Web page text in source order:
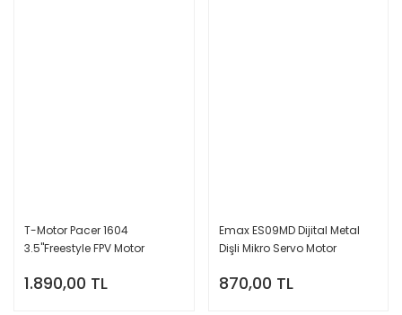
T-Motor Pacer 1604
3.5''Freestyle FPV Motor
1.890,00 TL
Emax ES09MD Dijital Metal
Dişli Mikro Servo Motor
870,00 TL